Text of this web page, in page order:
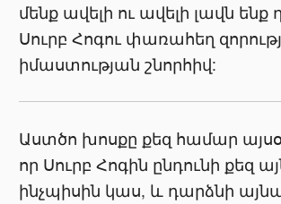
մենք ավելի ու ավելի լավն ենք
Սուրբ Հոգու փառահեղ
իմաստության շնորհիվ:
Աստծո խոսքը քեզ համար
որ Սուրբ Հոգին ընդունի քեզ
ինչպիսին կաս, և դարձնի